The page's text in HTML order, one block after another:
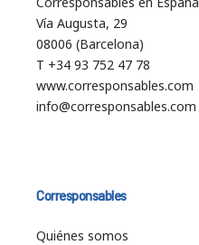
Vía Augusta, 29
08006 (Barcelona)
T +34 93 752 47 78
www.corresponsables.com
info@corresponsables.com
Corresponsables
Quiénes somos